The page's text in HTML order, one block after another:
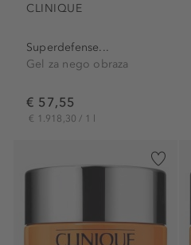
CLINIQUE
Superdefense...
Gel za nego obraza
€ 57,55
€ 1.918,30 / 1 l